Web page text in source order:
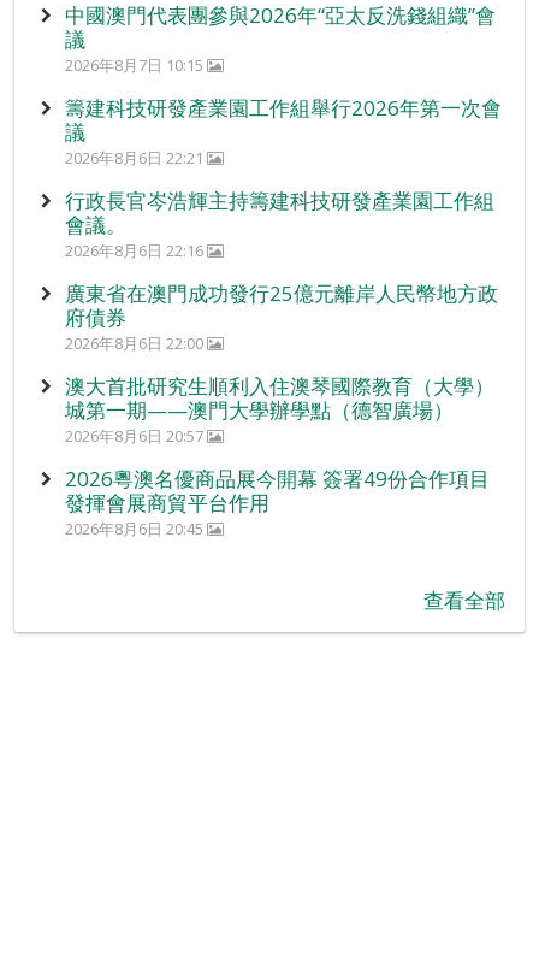
中國澳門代表團參與2026年“亞太反洗錢組織”會
議
2026年8月7日 10:15
籌建科技研發產業園工作組舉行2026年第一次會
議
2026年8月6日 22:21
行政長官岑浩輝主持籌建科技研發產業園工作組
會議。
2026年8月6日 22:16
廣東省在澳門成功發行25億元離岸人民幣地方政
府債券
2026年8月6日 22:00
澳大首批研究生順利入住澳琴國際教育（大學）
城第一期——澳門大學辦學點（德智廣場）
2026年8月6日 20:57
2026粵澳名優商品展今開幕 簽署49份合作項目
發揮會展商貿平台作用
2026年8月6日 20:45
查看全部